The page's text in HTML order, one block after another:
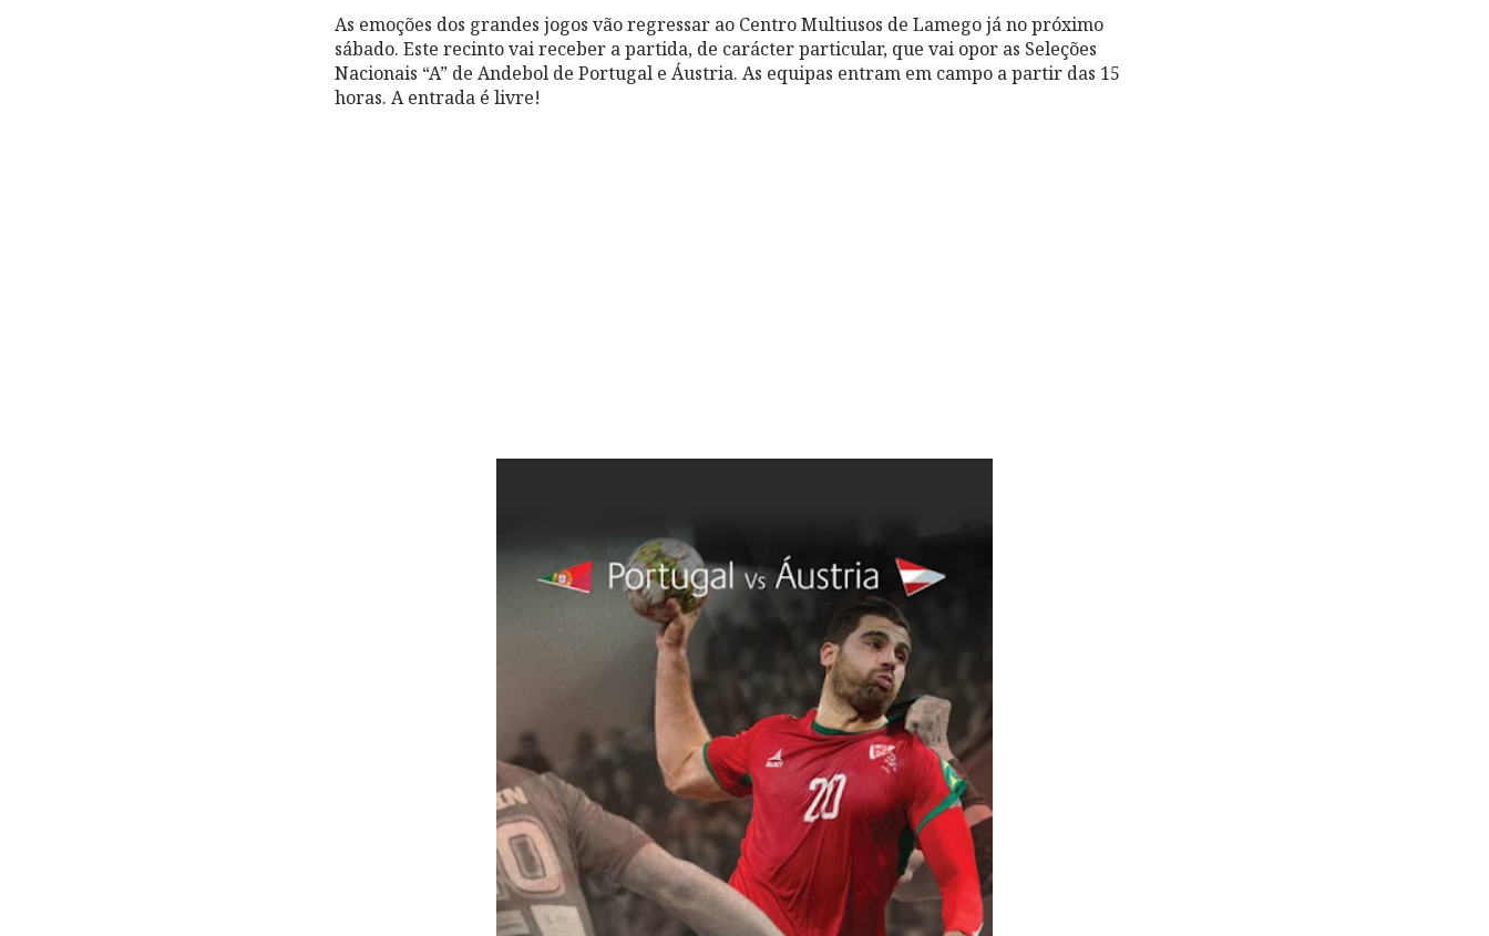
As emoções dos grandes jogos vão regressar ao Centro Multiusos de Lamego já no próximo
sábado. Este recinto vai receber a partida, de carácter particular, que vai opor as Seleções
Nacionais “A” de Andebol de Portugal e Áustria. As equipas entram em campo a partir das 15
horas. A entrada é livre!